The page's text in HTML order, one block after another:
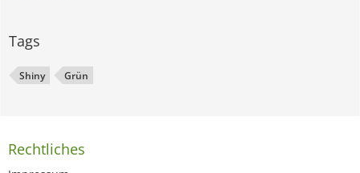
Tags
Shiny Grün
Rechtliches